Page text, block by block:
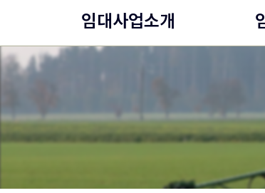
임대사업소개